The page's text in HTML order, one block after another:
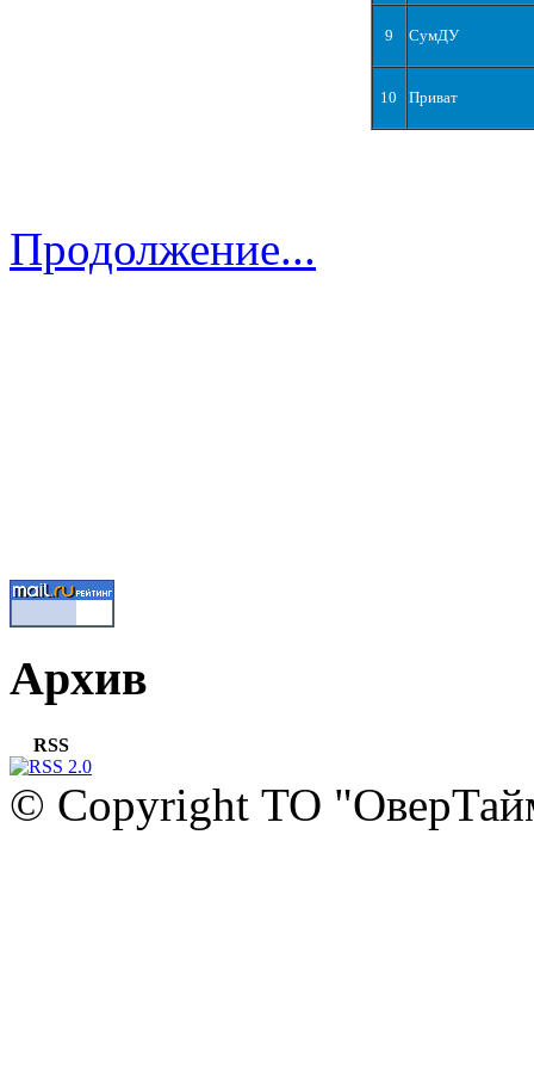
9 СумДУ
10 Приват
Продолжение...
Архив
RSS
© Copyright ТО